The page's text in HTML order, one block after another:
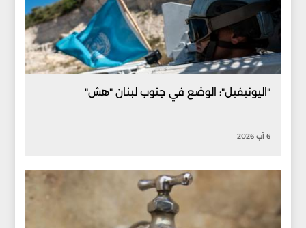
"اليونيفيل": الوضع في جنوب لبنان "هشّ"
6 آب 2026